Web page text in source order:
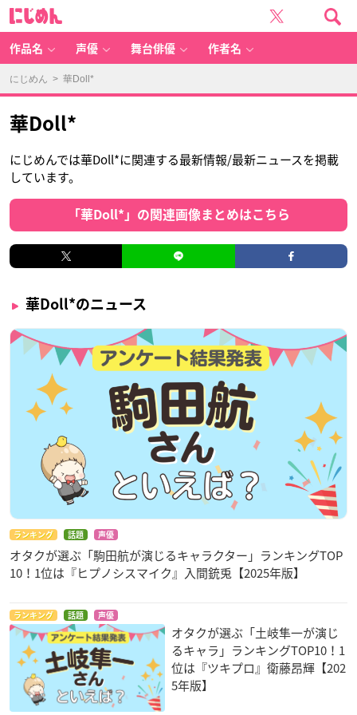
作品名 声優 舞台俳優 作者名
にじめん > 華Doll*
華Doll*
にじめんでは華Doll*に関連する最新情報/最新ニュースを掲載
しています。
「華Doll*」の関連画像まとめはこちら
華Doll*のニュース
ランキング 話題 声優
オタクが選ぶ「駒田航が演じるキャラクター」ランキングTOP
10！1位は『ヒプノシスマイク』入間銃兎【2025年版】
ランキング 話題 声優
オタクが選ぶ「土岐隼一が演じ
るキャラ」ランキングTOP10！1
位は『ツキプロ』衛藤昂輝【202
5年版】